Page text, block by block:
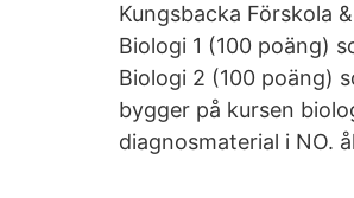
Kungsbacka Förskola
Biologi 1 (100 poäng)
Biologi 2 (100 poäng)
bygger på kursen
diagnosmaterial i NO.